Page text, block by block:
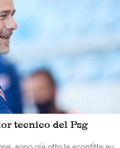
tecnico del Psg